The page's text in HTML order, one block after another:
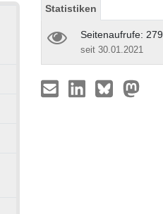
Statistiken
Seitenaufrufe: 279
seit 30.01.2021